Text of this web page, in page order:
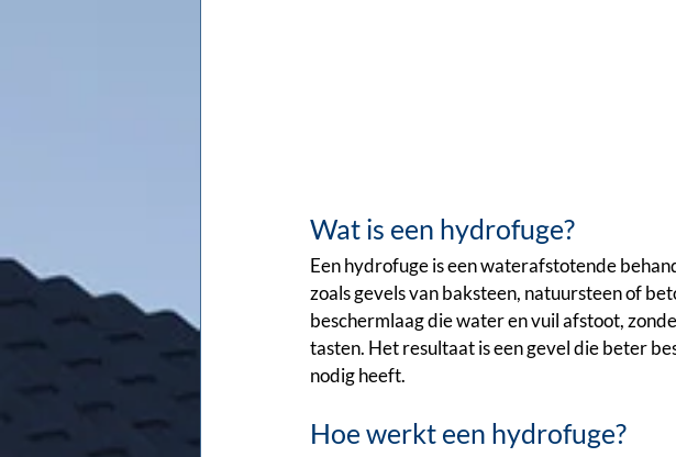
Wat is een hydrofuge?
Een hydrofuge is een waterafstotende
zoals gevels van baksteen, natuursteen of
beschermlaag die water en vuil afstoot,
tasten. Het resultaat is een gevel die beter
nodig heeft.
Hoe werkt een hydrofuge?